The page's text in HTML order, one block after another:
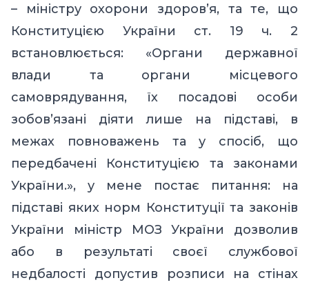
– міністру охорони здоров’я, та те, що
Конституцією України ст. 19 ч. 2
встановлюється: «Органи державної
влади та органи місцевого
самоврядування, їх посадові особи
зобов’язані діяти лише на підставі, в
межах повноважень та у спосіб, що
передбачені Конституцією та законами
України.», у мене постає питання: на
підставі яких норм Конституції та законів
України міністр МОЗ України дозволив
або в результаті своєї службової
недбалості допустив розписи на стінах